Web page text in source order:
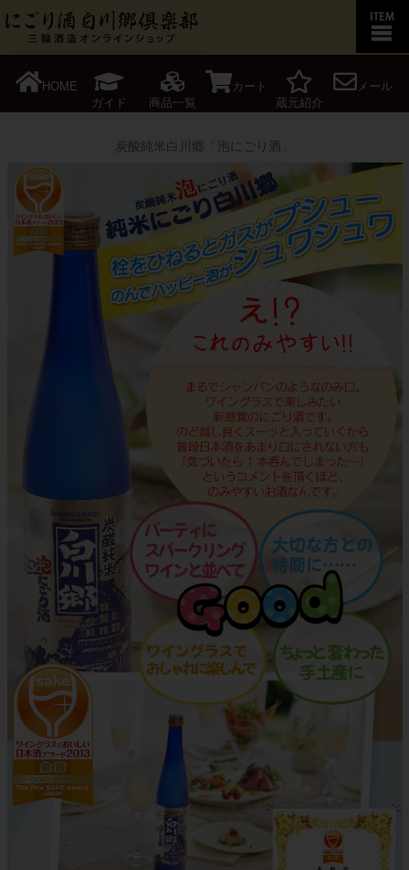
HOME
ガイド
商品一覧
カート
蔵元紹介
メール
炭酸純米白川郷「泡にごり酒」